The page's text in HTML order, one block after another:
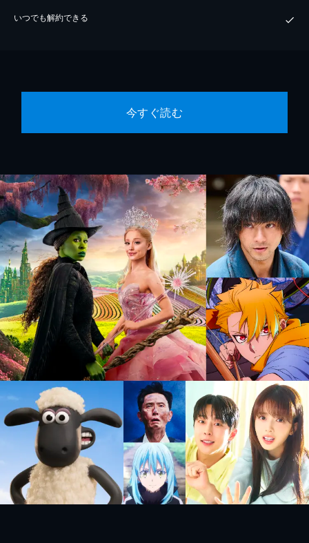
いつでも解約できる
今すぐ読む